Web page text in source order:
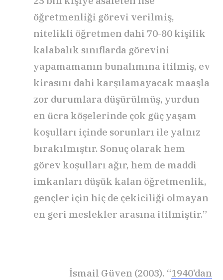
öğretmenliği görevi verilmiş,
nitelikli öğretmen dahi 70-80 kişilik
kalabalık sınıflarda görevini
yapamamanın bunalımına itilmiş, ev
kirasını dahi karşılamayacak maaşla
zor durumlara düşürülmüş, yurdun
en ücra köşelerinde çok güç yaşam
koşulları içinde sorunları ile yalnız
bırakılmıştır. Sonuç olarak hem
görev koşulları ağır, hem de maddi
imkanları düşük kalan öğretmenlik,
gençler için hiç de çekiciliği olmayan
en geri meslekler arasına itilmiştir.”
İsmail Güven (2003). “1940’dan